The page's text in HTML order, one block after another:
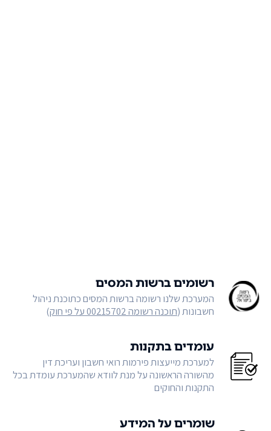
רשומים ברשות המסים
המערכת שלנו רשומה ברשות המסים כתוכנת ניהול
חשבונות (תוכנה רשומה 00215702 על פי חוק )
עומדים בתקנות
למערכת מייעצות פירמות רואי חשבון ועריכת דין
מהשורה הראשונה על מנת לוודא שהמערכת עומדת בכל
התקנות והחוקים
שומרים על המידע